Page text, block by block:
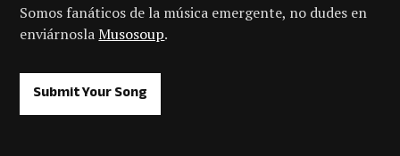
Somos fanáticos de la música emergente, no dudes en
enviárnoslaMusosoup.
Submit Your Song